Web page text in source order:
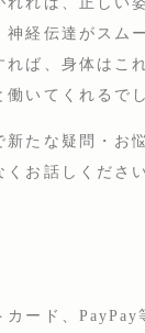
神経伝達がスム
れば、身体はこ
いてくれるで
新たな疑問・お
くお話しくださ
カード、PayPay